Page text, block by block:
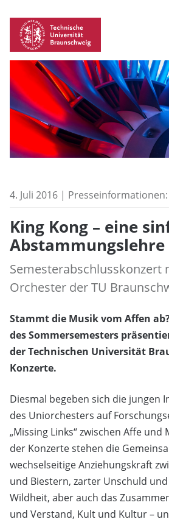
4. Juli 2016 | Presseinformationen:
King Kong – eine
Abstammungslehre
Semesterabschlusskonzert
Orchester der TU
Stammt die Musik vom Affen
des Sommersemesters
der Technischen Universität
Konzerte.
Diesmal begeben sich die jungen
des Uniorchesters auf
„Missing Links“ zwischen Affe und
der Konzerte stehen die
wechselseitige Anziehungskraft
und Biestern, zarter Unschuld
Wildheit, aber auch das
und Verstand, Kult und Kultur –